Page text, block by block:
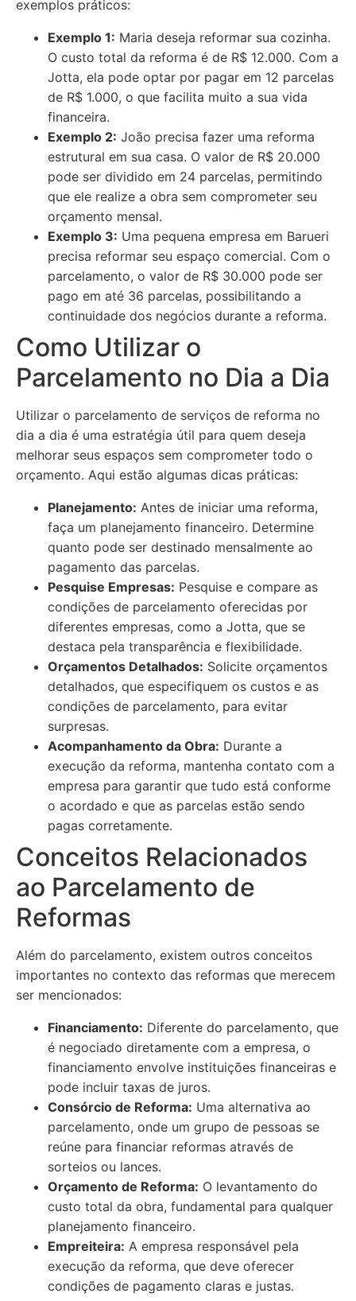
exemplos práticos:
Exemplo 1: Maria deseja reformar sua cozinha.
O custo total da reforma é de R$ 12.000. Com a
Jotta, ela pode optar por pagar em 12 parcelas
de R$ 1.000, o que facilita muito a sua vida
financeira.
Exemplo 2: João precisa fazer uma reforma
estrutural em sua casa. O valor de R$ 20.000
pode ser dividido em 24 parcelas, permitindo
que ele realize a obra sem comprometer seu
orçamento mensal.
Exemplo 3: Uma pequena empresa em Barueri
precisa reformar seu espaço comercial. Com o
parcelamento, o valor de R$ 30.000 pode ser
pago em até 36 parcelas, possibilitando a
continuidade dos negócios durante a reforma.
Como Utilizar o
Parcelamento no Dia a Dia
Utilizar o parcelamento de serviços de reforma no
dia a dia é uma estratégia útil para quem deseja
melhorar seus espaços sem comprometer todo o
orçamento. Aqui estão algumas dicas práticas:
Planejamento: Antes de iniciar uma reforma,
faça um planejamento financeiro. Determine
quanto pode ser destinado mensalmente ao
pagamento das parcelas.
Pesquise Empresas: Pesquise e compare as
condições de parcelamento oferecidas por
diferentes empresas, como a Jotta, que se
destaca pela transparência e flexibilidade.
Orçamentos Detalhados: Solicite orçamentos
detalhados, que especifiquem os custos e as
condições de parcelamento, para evitar
surpresas.
Acompanhamento da Obra: Durante a
execução da reforma, mantenha contato com a
empresa para garantir que tudo está conforme
o acordado e que as parcelas estão sendo
pagas corretamente.
Conceitos Relacionados
ao Parcelamento de
Reformas
Além do parcelamento, existem outros conceitos
importantes no contexto das reformas que merecem
ser mencionados:
Financiamento: Diferente do parcelamento, que
é negociado diretamente com a empresa, o
financiamento envolve instituições financeiras e
pode incluir taxas de juros.
Consórcio de Reforma: Uma alternativa ao
parcelamento, onde um grupo de pessoas se
reúne para financiar reformas através de
sorteios ou lances.
Orçamento de Reforma: O levantamento do
custo total da obra, fundamental para qualquer
planejamento financeiro.
Empreiteira: A empresa responsável pela
execução da reforma, que deve oferecer
condições de pagamento claras e justas.